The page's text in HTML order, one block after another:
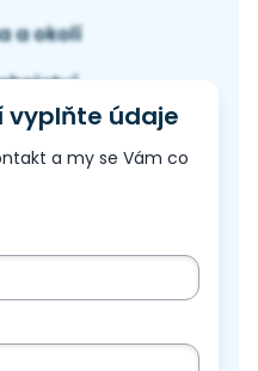
a okolí
vyplňte údaje
a my se Vám co